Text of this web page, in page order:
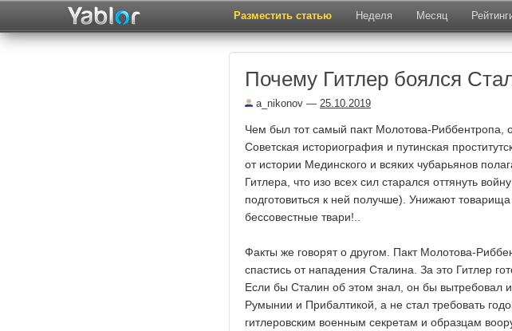
Разместить статью Неделя Месяц
Почему Гитлер боялся
a_nikonov — 25.10.2019
Чем был тот самый пакт Молотова-Риббентропа,
Советская историография и путинская
от истории Мединского и всяких чубарьянов
Гитлера, что изо всех сил старался оттянуть
подготовиться к ней получше). Унижают
бессовестные твари!..
Факты же говорят о другом. Пакт Молотова-
спастись от нападения Сталина. За это Гитлер
Если бы Сталин об этом знал, он бы вытребовал
Румынии и Прибалтикой, а не стал требовать
гитлеровским военным секретам и образцам